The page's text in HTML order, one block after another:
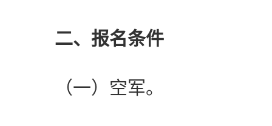
二、报名条件
（一）空军。